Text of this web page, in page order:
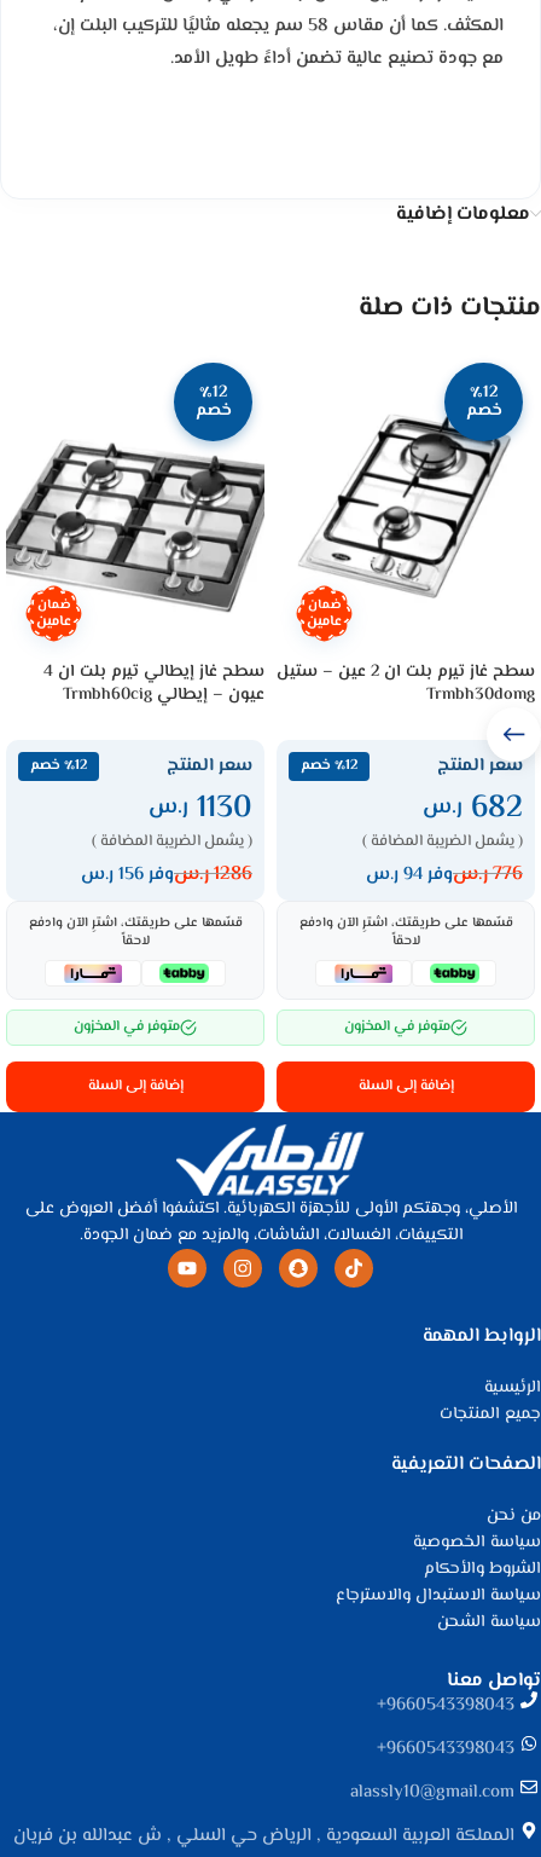
المكثف. كما أن مقاس 58 سم يجعله مثاليًا للتركيب البلت إن،
مع جودة تصنيع عالية تضمن أداءً طويل الأمد.
معلومات إضافية
منتجات ذات صلة
٪12
خصم
ضمان
عامين
سطح غاز تيرم بلت ان 2 عين – ستيل
Trmbh30domg
سعر المنتج ٪12 خصم
682 ر.س
( يشمل الضريبة المضافة )
776ر.سوفر 94 ر.س
قسّمها على طريقتك، اشترِ الآن وادفع
لاحقاً
متوفر في المخزون
إضافة إلى السلة
٪12
خصم
ضمان
عامين
سطح غاز إيطالي تيرم بلت ان 4
عيون – إيطالي Trmbh60cig
سعر المنتج ٪12 خصم
1130 ر.س
( يشمل الضريبة المضافة )
1286ر.سوفر 156 ر.س
قسّمها على طريقتك، اشترِ الآن وادفع
لاحقاً
متوفر في المخزون
إضافة إلى السلة
الأصلي، وجهتكم الأولى للأجهزة الكهربائية. اكتشفوا أفضل العروض على
التكييفات، الغسالات، الشاشات، والمزيد مع ضمان الجودة.
الروابط المهمة
الرئيسية
جميع المنتجات
الصفحات التعريفية
من نحن
سياسة الخصوصية
الشروط والأحكام
سياسة الاستبدال والاسترجاع
سياسة الشحن
تواصل معنا
9660543398043⁩+
9660543398043⁩+
alassly10@gmail.com
المملكة العربية السعودية , الرياض حي السلي , ش عبدالله بن فريان